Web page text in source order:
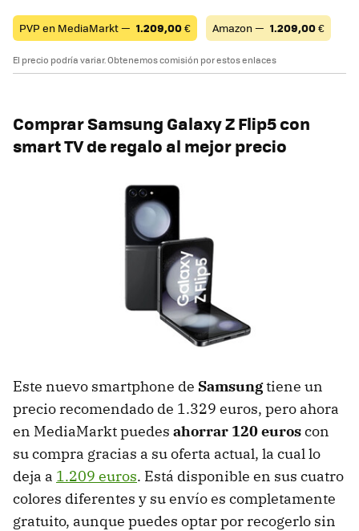
PVP en MediaMarkt — 1.209,00€ Amazon — 1.209,00€
El precio podría variar. Obtenemos comisión por estos enlaces
Comprar Samsung Galaxy Z Flip5 con
smart TV de regalo al mejor precio
Este nuevo smartphone de Samsungtiene un
precio recomendado de 1.329 euros, pero ahora
en MediaMarkt puedes ahorrar 120 euroscon
su compra gracias a su oferta actual, la cual lo
deja a 1.209 euros. Está disponible en sus cuatro
colores diferentes y su envío es completamente
gratuito, aunque puedes optar por recogerlo sin